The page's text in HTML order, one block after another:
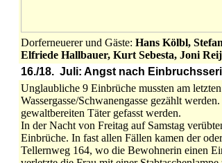
Dorferneuerer und Gäste: Hans Kölbl,
Elfriede Hallbauer, Kurt Sebesta, Joni
16./18. Juli: Angst nach
Unglaubliche 9 Einbrüche mussten am
Wassergasse/Schwanengasse gezählt
gewaltbereiten Täter gefasst werden.
In der Nacht von Freitag auf Samstag
Einbrüche. In fast allen Fällen kamen der
Tellernweg 164, wo die Bewohnerin einen